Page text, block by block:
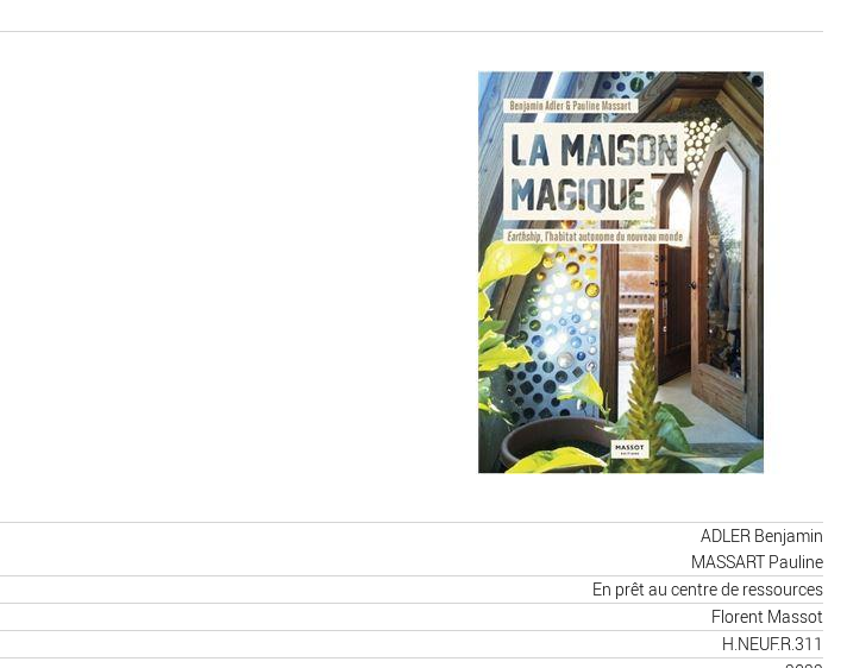
ADLER Benjamin
MASSART Pauline
En prêt au centre de ressources
Florent Massot
H.NEUF.R.311